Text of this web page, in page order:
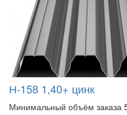
Н-158 1,40+ цинк
Минимальный объём заказа